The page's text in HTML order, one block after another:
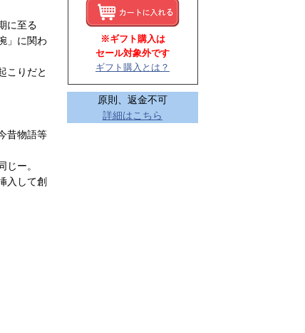
に至る
」に関わ
こりだと
昔物語等
ー。
入して創
※ギフト購入は
セール対象外です
ギフト購入とは？
原則、返金不可
詳細はこちら